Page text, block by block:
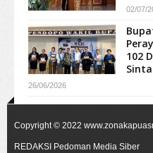
02/07/
102
26/06/2026
Copyright © 2022
REDAKSI Pedoman Media Siber